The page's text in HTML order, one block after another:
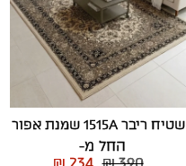
שטיח ריבר 1515A שמנת אפור
החל מ-